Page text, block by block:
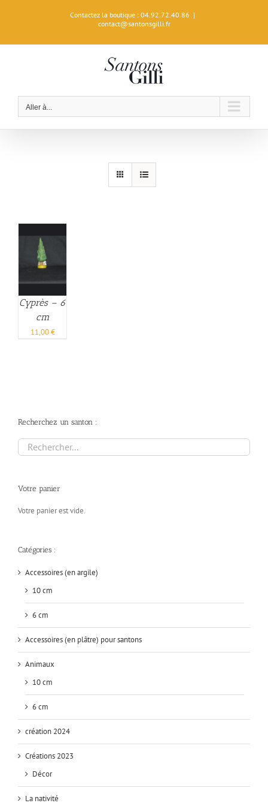
Contactez la boutique : 04.92.72.40.86 |
contact@santonsgilli.fr
Aller à...
Cyprès – 6
cm
11,00€
Recherchez un santon :
Votre panier
Votre panier est vide.
Catégories :
Accessoires (en argile)
10 cm
6 cm
Accessoires (en plâtre) pour santons
Animaux
10 cm
6 cm
création 2024
Créations 2023
Décor
La nativité